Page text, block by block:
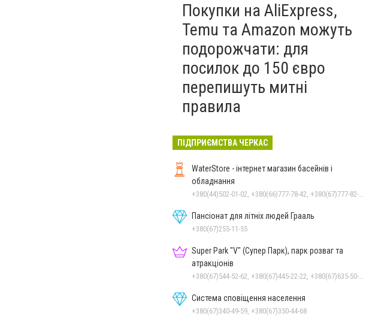
Покупки на AliExpress,
Temu та Amazon можуть
подорожчати: для
посилок до 150 євро
перепишуть митні
правила
ПІДПРИЄМСТВА ЧЕРКАС
WaterStore - інтернет магазин басейнів і
обладнання
+380(44)502-01-02, +380(66)777-78-42, +380(67)777-82-19, +380(67)890-80-80, +380(73)890-80-80, +380(44)502-01-03
Пансіонат для літніх людей Грааль
+380(67)255-11-55
Super Park "V" (Супер Парк), парк розваг та
атракціонів
+380(67)544-52-62, +380(67)445-22-22, +380(67)635-50-50
Система сповіщення населення
+380(67)340-49-59, +380(67)350-44-68